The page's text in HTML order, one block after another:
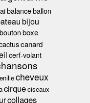
balanceballon
bijou
boutonboxe
canard
cerf-volant
cheveux
cirqueciseaux
collages